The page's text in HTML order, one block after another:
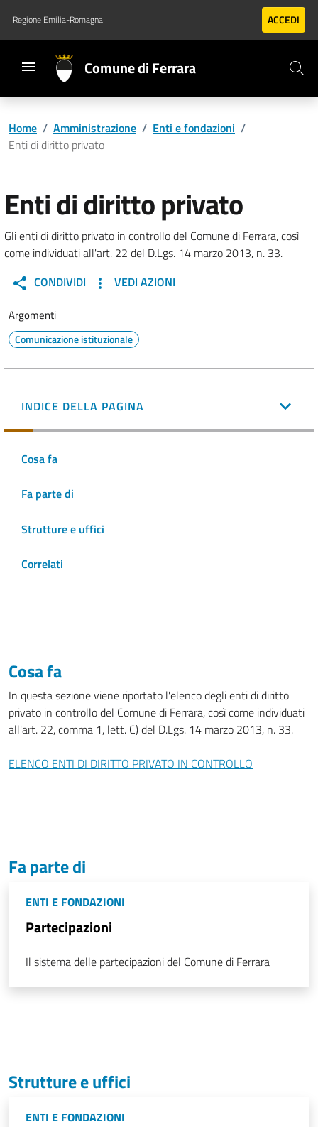
Vai al contenuto principale
Vai al footer
Regione Emilia-Romagna ACCEDI
Comune di Ferrara
Home / Amministrazione / Enti e fondazioni /
Enti di diritto privato
Enti di diritto privato
Gli enti di diritto privato in controllo del Comune di Ferrara, così
come individuati all'art. 22 del D.Lgs. 14 marzo 2013, n. 33.
CONDIVIDI
VEDI AZIONI
Argomenti
Comunicazione istituzionale
INDICE DELLA PAGINA
Cosa fa
Fa parte di
Strutture e uffici
Correlati
Cosa fa
In questa sezione viene riportato l'elenco degli enti di diritto
privato in controllo del Comune di Ferrara, così come individuati
all'art. 22, comma 1, lett. C) del D.Lgs. 14 marzo 2013, n. 33.
ELENCO ENTI DI DIRITTO PRIVATO IN CONTROLLO
Fa parte di
ENTI E FONDAZIONI
Partecipazioni
Il sistema delle partecipazioni del Comune di Ferrara
Strutture e uffici
ENTI E FONDAZIONI